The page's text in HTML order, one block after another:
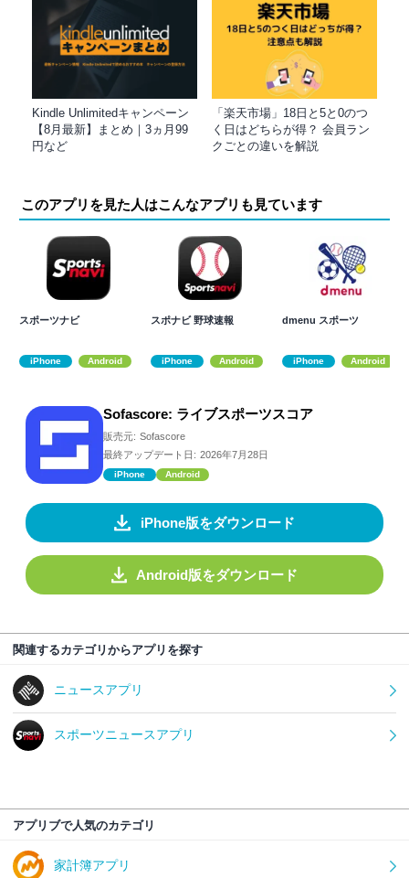
Kindle Unlimitedキャンペーン
【8月最新】まとめ｜3ヵ月99
円など
「楽天市場」18日と5と0のつ
く日はどちらが得？ 会員ラン
クごとの違いを解説
このアプリを見た人はこんなアプリも見ています
スポーツナビ
iPhone Android
スポナビ 野球速報
iPhone Android
dmenu スポーツ
iPhone Android
Sofascore: ライブスポーツスコア
販売元: Sofascore
最終アップデート日: 2026年7月28日
iPhone Android
iPhone版をダウンロード
Android版をダウンロード
関連するカテゴリからアプリを探す
ニュースアプリ
スポーツニュースアプリ
アプリブで人気のカテゴリ
家計簿アプリ